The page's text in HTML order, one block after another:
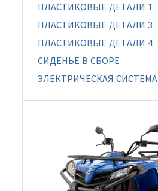
ПЛАСТИКОВЫЕ ДЕТАЛИ 1
ПЛАСТИКОВЫЕ ДЕТАЛИ 3
ПЛАСТИКОВЫЕ ДЕТАЛИ 4
СИДЕНЬЕ В СБОРЕ
ЭЛЕКТРИЧЕСКАЯ СИСТЕМА